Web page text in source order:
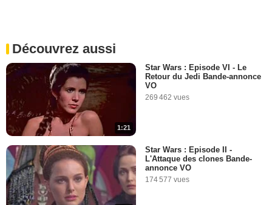
9:33
3:04
Les déclarations d'amour
38 141 vues -
Tueurs en séries - Vendredi
27 novembre 2009
Découvrez aussi
1:21
Star Wars : Episode VI - Le
Retour du Jedi Bande-annonce
VO
269 462 vues
Star Wars : Episode II -
L'Attaque des clones Bande-
annonce VO
174 577 vues